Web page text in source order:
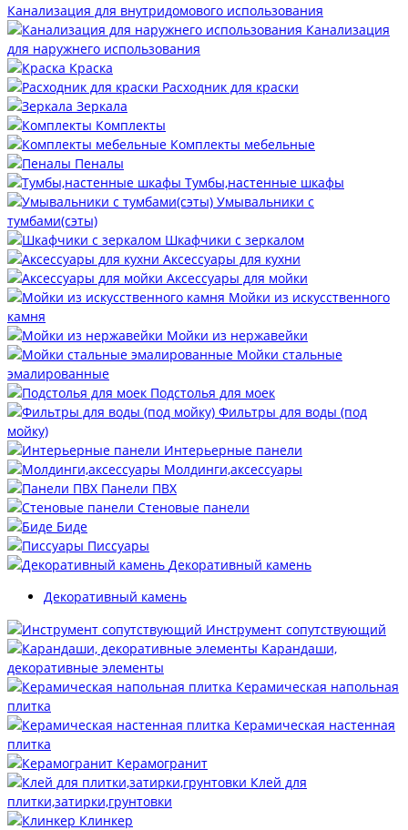
Канализация для внутридомового использования
Канализация
для наружнего использования
Краска
Расходник для краски
Зеркала
Комплекты
Комплекты мебельные
Пеналы
Тумбы,настенные шкафы
Умывальники с
тумбами(сэты)
Шкафчики с зеркалом
Аксессуары для кухни
Аксессуары для мойки
Мойки из искусственного
камня
Мойки из нержавейки
Мойки стальные
эмалированные
Подстолья для моек
Фильтры для воды (под
мойку)
Интерьерные панели
Молдинги,аксессуары
Панели ПВХ
Стеновые панели
Биде
Писсуары
Декоративный камень
Декоративный камень
Инструмент сопутствующий
Карандаши,
декоративные элементы
Керамическая напольная
плитка
Керамическая настенная
плитка
Керамогранит
Клей для
плитки,затирки,грунтовки
Клинкер